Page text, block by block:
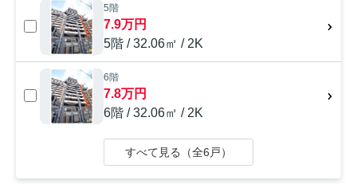
5階
7.9万円
5階 / 32.06㎡ / 2K
6階
7.8万円
6階 / 32.06㎡ / 2K
すべて見る（全6戸）